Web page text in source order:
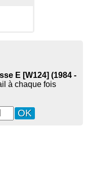
E [W124] (1984 -
à chaque fois